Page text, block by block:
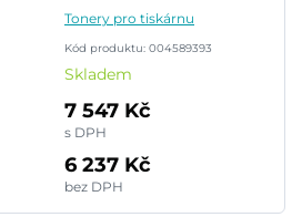
Tonery pro tiskárnu
Kód produktu: 004589393
Skladem
7 547 Kč
s DPH
6 237 Kč
bez DPH